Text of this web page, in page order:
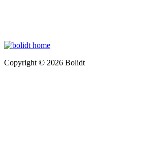
Copyright © 2026 Bolidt